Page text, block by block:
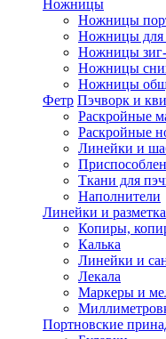
Ножницы
Ножницы
Ножницы
Ножницы зиг-
Ножницы
Ножницы
Фетр Пэчворк и
Раскройные
Раскройные
Линейки и
Ткани для
Наполнители
Линейки и разметка
Копиры,
Калька
Линейки и
Лекала
Маркеры и
Портновские